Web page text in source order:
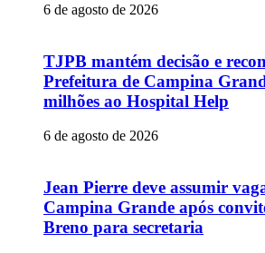
6 de agosto de 2026
TJPB mantém decisão e
Prefeitura de Campina
milhões ao Hospital Help
6 de agosto de 2026
Jean Pierre deve assumir
Campina Grande após
Breno para secretaria